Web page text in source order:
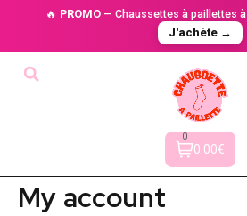
🔥 PROMO — Chaussettes à paillettes à
J'achète →
0
0.00€
My account